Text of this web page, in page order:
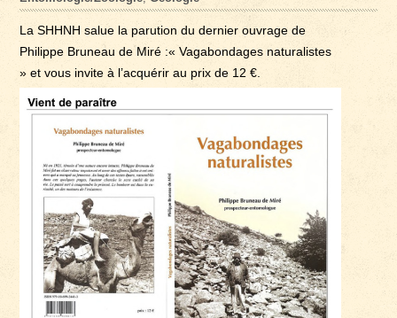
La SHHNH salue la parution du dernier ouvrage de
Philippe Bruneau de Miré :« Vagabondages naturalistes
» et vous invite à l’acquérir au prix de 12 €.